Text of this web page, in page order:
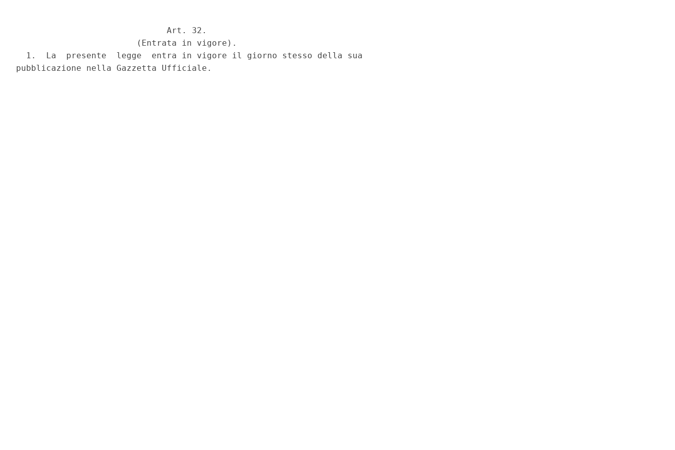
                              Art. 32.
                        (Entrata in vigore).
  1.  La  presente  legge  entra in vigore il giorno stesso della sua